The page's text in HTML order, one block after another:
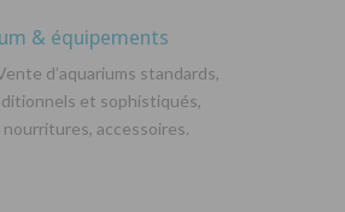
& équipements
d’aquariums standards,
et sophistiqués,
accessoires.